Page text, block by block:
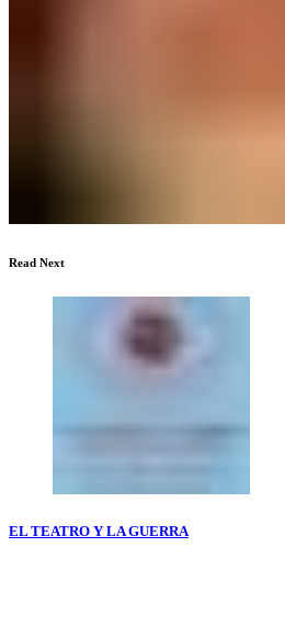
Read Next
EL TEATRO Y LA GUERRA